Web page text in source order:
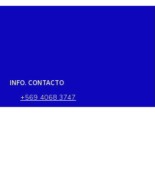
INFO. CONTACTO
+569 4068 3747